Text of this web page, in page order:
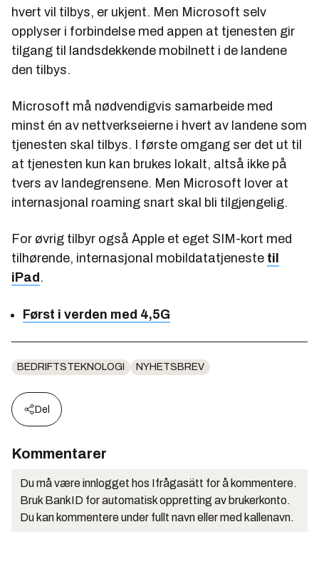
hvert vil tilbys, er ukjent. Men Microsoft selv
opplyser i forbindelse med appen at tjenesten gir
tilgang til landsdekkende mobilnett i de landene
den tilbys.
Microsoft må nødvendigvis samarbeide med
minst én av nettverkseierne i hvert av landene som
tjenesten skal tilbys. I første omgang ser det ut til
at tjenesten kun kan brukes lokalt, altså ikke på
tvers av landegrensene. Men Microsoft lover at
internasjonal roaming snart skal bli tilgjengelig.
For øvrig tilbyr også Apple et eget SIM-kort med
tilhørende, internasjonal mobildatatjeneste til
iPad.
Først i verden med 4,5G
BEDRIFTSTEKNOLOGI NYHETSBREV
Del
Kommentarer
Du må være innlogget hos Ifrågasätt for å kommentere.
Bruk BankID for automatisk oppretting av brukerkonto.
Du kan kommentere under fullt navn eller med kallenavn.